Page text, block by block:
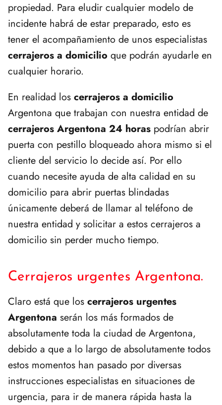
propiedad. Para eludir cualquier modelo de
incidente habrá de estar preparado, esto es
tener el acompañamiento de unos especialistas
cerrajeros a domicilio que podrán ayudarle en
cualquier horario.
En realidad los cerrajeros a domicilio
Argentona que trabajan con nuestra entidad de
cerrajeros Argentona 24 horas podrían abrir
puerta con pestillo bloqueado ahora mismo si el
cliente del servicio lo decide así. Por ello
cuando necesite ayuda de alta calidad en su
domicilio para abrir puertas blindadas
únicamente deberá de llamar al teléfono de
nuestra entidad y solicitar a estos cerrajeros a
domicilio sin perder mucho tiempo.
Cerrajeros urgentes Argentona.
Claro está que los cerrajeros urgentes
Argentona serán los más formados de
absolutamente toda la ciudad de Argentona,
debido a que a lo largo de absolutamente todos
estos momentos han pasado por diversas
instrucciones especialistas en situaciones de
urgencia, para ir de manera rápida hasta la